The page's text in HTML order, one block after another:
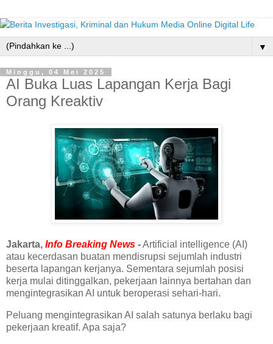
▼
Minggu, 04 Mei 2025
AI Buka Luas Lapangan Kerja Bagi
Orang Kreaktiv
Jakarta, Info Breaking News -Artificial intelligence (AI)
atau kecerdasan buatan mendisrupsi sejumlah industri
beserta lapangan kerjanya. Sementara sejumlah posisi
kerja mulai ditinggalkan, pekerjaan lainnya bertahan dan
mengintegrasikan AI untuk beroperasi sehari-hari.
Peluang mengintegrasikan AI salah satunya berlaku bagi
pekerjaan kreatif. Apa saja?